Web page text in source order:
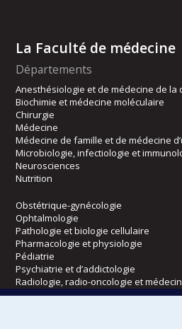
La Faculté de médecine
Départements
Anesthésiologie et de médecine de la
Biochimie et médecine moléculaire
Chirurgie
Médecine
Médecine de famille et de médecine
Microbiologie, infectiologie et
Neurosciences
Nutrition
Obstétrique-gynécologie
Ophtalmologie
Pathologie et biologie cellulaire
Pharmacologie et physiologie
Pédiatrie
Psychiatrie et d’addictologie
Radiologie, radio-oncologie et